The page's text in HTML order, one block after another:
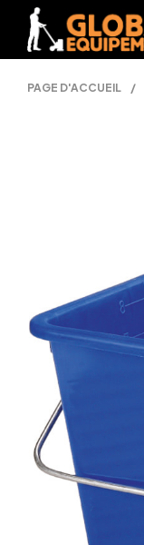
PAGE D'ACCUEIL /